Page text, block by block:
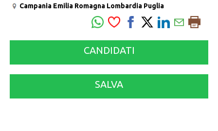
Campania Emilia Romagna Lombardia Puglia
CANDIDATI
SALVA